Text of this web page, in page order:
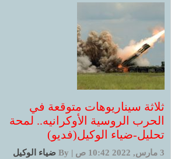
ثلاثة سيناريوهات متوقعة في
الحرب الروسية الأوكرانيه.. لمحة
تحليل-ضياء الوكيل(فديو)
3 مارس, 2022 10:42 ص |
By ضياء الوكيل